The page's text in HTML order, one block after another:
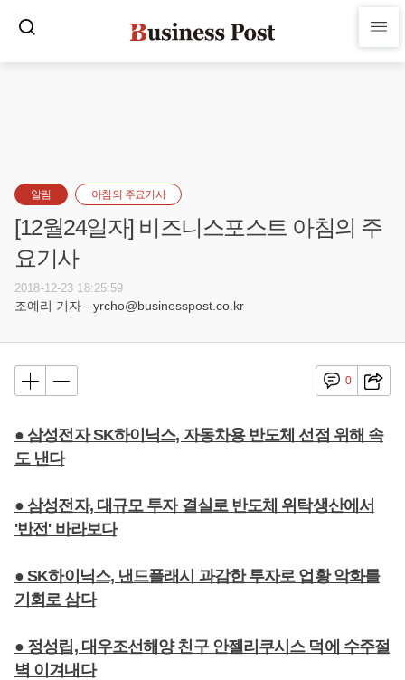
알림 아침의 주요기사
[12월24일자] 비즈니스포스트 아침의 주
요기사
2018-12-23 18:25:59
조예리 기자 - yrcho@businesspost.co.kr
0
● 삼성전자 SK하이닉스, 자동차용 반도체 선점 위해 속
도 낸다
● 삼성전자, 대규모 투자 결실로 반도체 위탁생산에서
'반전' 바라보다
● SK하이닉스, 낸드플래시 과감한 투자로 업황 악화를
기회로 삼다
● 정성립, 대우조선해양 친구 안젤리쿠시스 덕에 수주절
벽 이겨내다